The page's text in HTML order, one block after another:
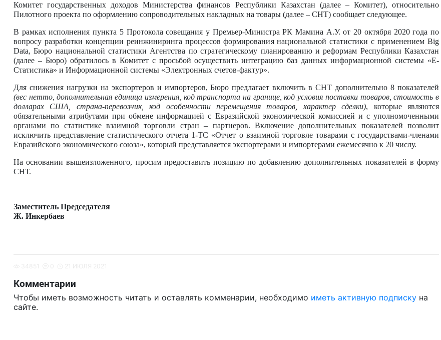
Комитет государственных доходов Министерства финансов Республики Казахстан (далее – Комитет), относительно
Пилотного проекта по оформлению сопроводительных накладных на товары (далее – СНТ) сообщает следующее.
В рамках исполнения пункта 5 Протокола совещания у Премьер-Министра РК Мамина А.У. от 20 октября 2020 года по
вопросу разработки концепции реинжиниринга процессов формирования национальной статистики с применением Big
Data, Бюро национальной статистики Агентства по стратегическому планированию и реформам Республики Казахстан
(далее – Бюро) обратилось в Комитет с просьбой осуществить интеграцию баз данных информационной системы «Е-
Статистика» и Информационной системы «Электронных счетов-фактур».
Для снижения нагрузки на экспортеров и импортеров, Бюро предлагает включить в СНТ дополнительно 8 показателей
(вес нетто, дополнительная единица измерения, код транспорта на границе, код условия поставки товаров, стоимость в
долларах США, страна-перевозчик, код особенности перемещения товаров, характер сделки), которые являются
обязательными атрибутами при обмене информацией с Евразийской экономической комиссией и с уполномоченными
органами по статистике взаимной торговли стран – партнеров. Включение дополнительных показателей позволит
исключить представление статистического отчета 1-ТС «Отчет о взаимной торговле товарами с государствами-членами
Евразийского экономического союза», который представляется экспортерами и импортерами ежемесячно к 20 числу.
На основании вышеизложенного, просим предоставить позицию по добавлению дополнительных показателей в форму
СНТ.
Заместитель Председателя
Ж. Инкербаев
Комментарии
Чтобы иметь возможность читать и оставлять комменарии, необходимо иметь активную подписку на
сайте.